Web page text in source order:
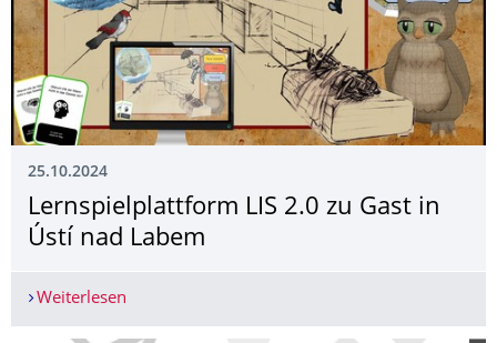
25.10.2024
Lernspielplattform LIS 2.0 zu Gast in
Ústí nad Labem
Weiterlesen